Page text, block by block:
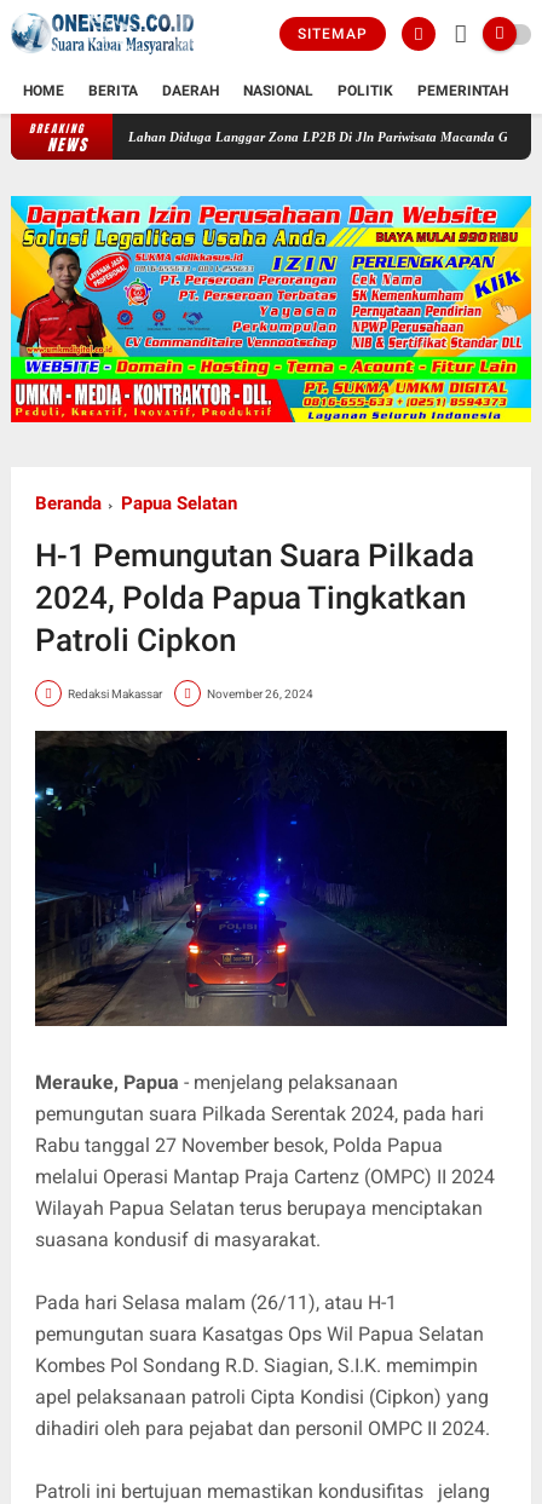
SITEMAP
HOME BERITA DAERAH NASIONAL POLITIK PEMERINTAH
BREAKING
NEWS
Lahan Diduga Langgar Zona LP2B Di Jln Pariwisata Macanda Gowa, Perumahan
Beranda Papua Selatan
H-1 Pemungutan Suara Pilkada
2024, Polda Papua Tingkatkan
Patroli Cipkon
Redaksi Makassar November 26, 2024
Merauke, Papua - menjelang pelaksanaan
pemungutan suara Pilkada Serentak 2024, pada hari
Rabu tanggal 27 November besok, Polda Papua
melalui Operasi Mantap Praja Cartenz (OMPC) II 2024
Wilayah Papua Selatan terus berupaya menciptakan
suasana kondusif di masyarakat.
Pada hari Selasa malam (26/11), atau H-1
pemungutan suara Kasatgas Ops Wil Papua Selatan
Kombes Pol Sondang R.D. Siagian, S.I.K. memimpin
apel pelaksanaan patroli Cipta Kondisi (Cipkon) yang
dihadiri oleh para pejabat dan personil OMPC II 2024.
Patroli ini bertujuan memastikan kondusifitas jelang